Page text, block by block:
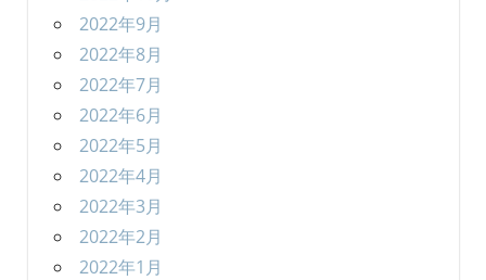
2022年9月
2022年8月
2022年7月
2022年6月
2022年5月
2022年4月
2022年3月
2022年2月
2022年1月